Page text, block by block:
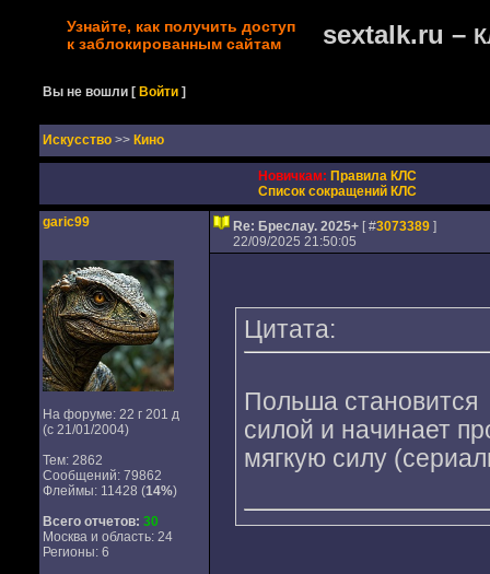
Узнайте, как получить доступ
к заблокированным сайтам
sextalk.ru –
Вы не вошли [Войти ]
Искусство >> Кино
Новичкам: Правила КЛС
Список сокращений КЛС
garic99
На форуме: 22 г 201 д
(с 21/01/2004)
Тем: 2862
Сообщений: 79862
Флеймы: 11428 (14%)
Всего отчетов: 30
Москва и область: 24
Регионы: 6
Re: Бреслау. 2025+ [ #3073389]
22/09/2025 21:50:05
Цитата:
Польша становится
силой и начинает
мягкую силу